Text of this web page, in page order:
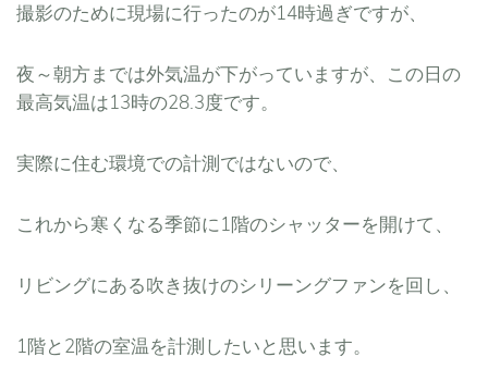
撮影のために現場に行ったのが14時過ぎですが、
夜～朝方までは外気温が下がっていますが、この日の
最高気温は13時の28.3度です。
実際に住む環境での計測ではないので、
これから寒くなる季節に1階のシャッターを開けて、
リビングにある吹き抜けのシリーングファンを回し、
1階と2階の室温を計測したいと思います。